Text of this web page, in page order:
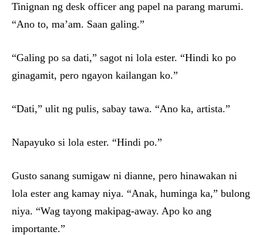
Tinignan ng desk officer ang papel na parang marumi.
“Ano to, ma’am. Saan galing.”
“Galing po sa dati,” sagot ni lola ester. “Hindi ko po
ginagamit, pero ngayon kailangan ko.”
“Dati,” ulit ng pulis, sabay tawa. “Ano ka, artista.”
Napayuko si lola ester. “Hindi po.”
Gusto sanang sumigaw ni dianne, pero hinawakan ni
lola ester ang kamay niya. “Anak, huminga ka,” bulong
niya. “Wag tayong makipag-away. Apo ko ang
importante.”